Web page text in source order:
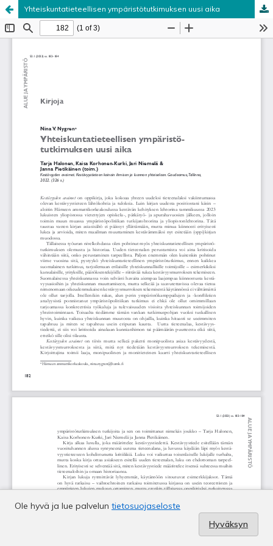
Yhteiskuntatieteellisen ympäristötutkimuksen uusi aika
Ole hyvä ja lue palvelun tietosuojaseloste
Hyväksyn
Palvelua ylläpitää